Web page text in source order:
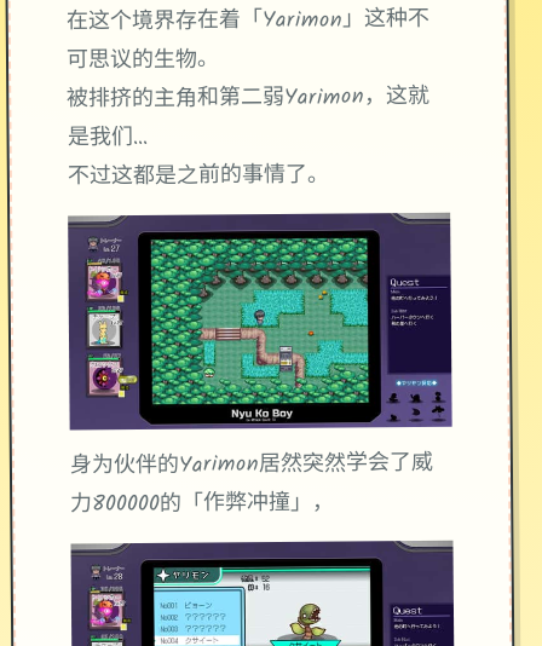
在这个境界存在着「Yarimon」这种不
可思议的生物。
被排挤的主角和第二弱Yarimon，这就
是我们...
不过这都是之前的事情了。
身为伙伴的Yarimon居然突然学会了威
力800000的「作弊冲撞」，